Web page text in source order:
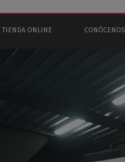
TIENDA ONLINE CONÓCENOS